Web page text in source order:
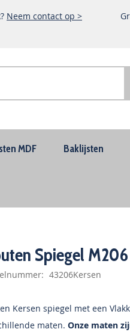
Neem contact op >
MDF Baklijsten
Spiegel M206
43206Kersen
Kersen spiegel met een
maten. Onze maten